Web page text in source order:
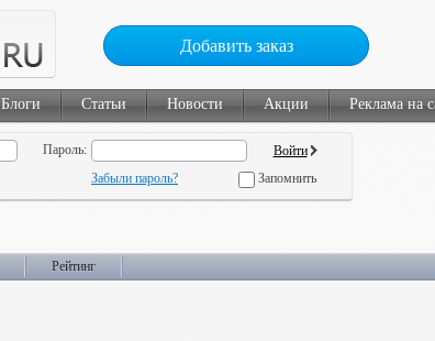
Добавить заказ
Блоги Статьи Новости Акции Реклама на
Пароль:
Забыли пароль? Запомнить
Рейтинг